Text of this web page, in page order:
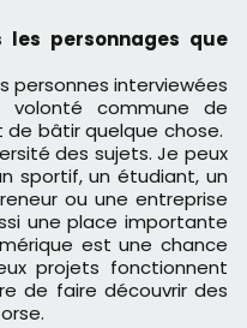
les personnages que
personnes interviewées
commune de
bâtir quelque chose.
des sujets. Je peux
sportif, un étudiant, un
ou une entreprise
une place importante
est une chance
projets fonctionnent
de faire découvrir des